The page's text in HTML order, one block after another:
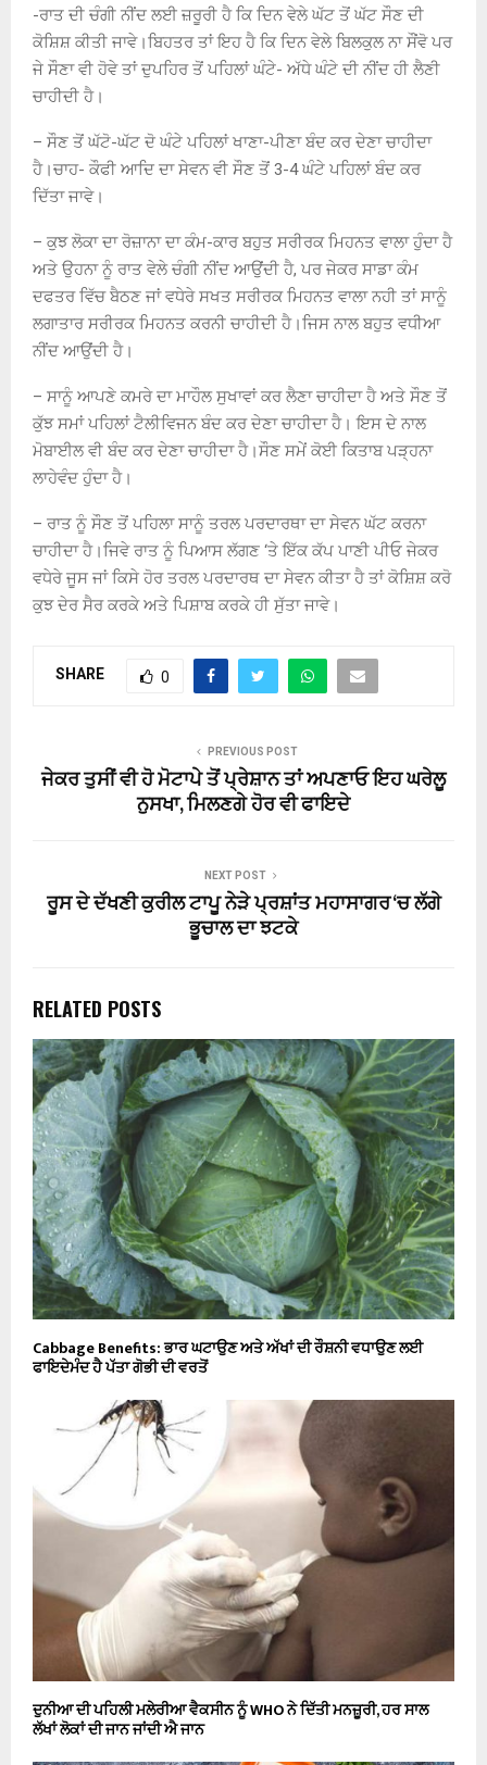
-ਰਾਤ ਦੀ ਚੰਗੀ ਨੀਂਦ ਲਈ ਜ਼ਰੂਰੀ ਹੈ ਕਿ ਦਿਨ ਵੇਲੇ ਘੱਟ ਤੋਂ ਘੱਟ ਸੌਣ ਦੀ
ਕੋਸ਼ਿਸ਼ ਕੀਤੀ ਜਾਵੇ।ਬਿਹਤਰ ਤਾਂ ਇਹ ਹੈ ਕਿ ਦਿਨ ਵੇਲੇ ਬਿਲਕੁਲ ਨਾ ਸੌਂਵੋ ਪਰ
ਜੇ ਸੌਣਾ ਵੀ ਹੋਵੇ ਤਾਂ ਦੁਪਹਿਰ ਤੋਂ ਪਹਿਲਾਂ ਘੰਟੇ- ਅੱਧੇ ਘੰਟੇ ਦੀ ਨੀਂਦ ਹੀ ਲੈਣੀ
ਚਾਹੀਦੀ ਹੈ।
– ਸੌਣ ਤੋਂ ਘੱਟੋ-ਘੱਟ ਦੋ ਘੰਟੇ ਪਹਿਲਾਂ ਖਾਣਾ-ਪੀਣਾ ਬੰਦ ਕਰ ਦੇਣਾ ਚਾਹੀਦਾ
ਹੈ।ਚਾਹ- ਕੌਫੀ ਆਦਿ ਦਾ ਸੇਵਨ ਵੀ ਸੌਣ ਤੋਂ 3-4 ਘੰਟੇ ਪਹਿਲਾਂ ਬੰਦ ਕਰ
ਦਿੱਤਾ ਜਾਵੇ।
– ਕੁਝ ਲੋਕਾ ਦਾ ਰੋਜ਼ਾਨਾ ਦਾ ਕੰਮ-ਕਾਰ ਬਹੁਤ ਸਰੀਰਕ ਮਿਹਨਤ ਵਾਲਾ ਹੁੰਦਾ ਹੈ
ਅਤੇ ਉਹਨਾ ਨੂੰ ਰਾਤ ਵੇਲੇ ਚੰਗੀ ਨੀਂਦ ਆਉਂਦੀ ਹੈ, ਪਰ ਜੇਕਰ ਸਾਡਾ ਕੰਮ
ਦਫਤਰ ਵਿੱਚ ਬੈਠਣ ਜਾਂ ਵਧੇਰੇ ਸਖਤ ਸਰੀਰਕ ਮਿਹਨਤ ਵਾਲਾ ਨਹੀ ਤਾਂ ਸਾਨੂੰ
ਲਗਾਤਾਰ ਸਰੀਰਕ ਮਿਹਨਤ ਕਰਨੀ ਚਾਹੀਦੀ ਹੈ।ਜਿਸ ਨਾਲ ਬਹੁਤ ਵਧੀਆ
ਨੀਂਦ ਆਉਂਦੀ ਹੈ।
– ਸਾਨੂੰ ਆਪਣੇ ਕਮਰੇ ਦਾ ਮਾਹੌਲ ਸੁਖਾਵਾਂ ਕਰ ਲੈਣਾ ਚਾਹੀਦਾ ਹੈ ਅਤੇ ਸੌਣ ਤੋਂ
ਕੁੱਝ ਸਮਾਂ ਪਹਿਲਾਂ ਟੈਲੀਵਿਜਨ ਬੰਦ ਕਰ ਦੇਣਾ ਚਾਹੀਦਾ ਹੈ। ਇਸ ਦੇ ਨਾਲ
ਮੋਬਾਈਲ ਵੀ ਬੰਦ ਕਰ ਦੇਣਾ ਚਾਹੀਦਾ ਹੈ।ਸੌਣ ਸਮੇਂ ਕੋਈ ਕਿਤਾਬ ਪੜ੍ਹਨਾ
ਲਾਹੇਵੰਦ ਹੁੰਦਾ ਹੈ।
– ਰਾਤ ਨੂੰ ਸੌਣ ਤੋਂ ਪਹਿਲਾ ਸਾਨੂੰ ਤਰਲ ਪਰਦਾਰਥਾ ਦਾ ਸੇਵਨ ਘੱਟ ਕਰਨਾ
ਚਾਹੀਦਾ ਹੈ।ਜਿਵੇ ਰਾਤ ਨੂੰ ਪਿਆਸ ਲੱਗਣ ‘ਤੇ ਇੱਕ ਕੱਪ ਪਾਣੀ ਪੀਓ ਜੇਕਰ
ਵਧੇਰੇ ਜੂਸ ਜਾਂ ਕਿਸੇ ਹੋਰ ਤਰਲ ਪਰਦਾਰਥ ਦਾ ਸੇਵਨ ਕੀਤਾ ਹੈ ਤਾਂ ਕੋਸ਼ਿਸ਼ ਕਰੋ
ਕੁਝ ਦੇਰ ਸੈਰ ਕਰਕੇ ਅਤੇ ਪਿਸ਼ਾਬ ਕਰਕੇ ਹੀ ਸੁੱਤਾ ਜਾਵੇ।
SHARE 0
PREVIOUS POST
ਜੇਕਰ ਤੁਸੀਂ ਵੀ ਹੋ ਮੋਟਾਪੇ ਤੋਂ ਪ੍ਰੇਸ਼ਾਨ ਤਾਂ ਅਪਣਾਓ ਇਹ ਘਰੇਲੂ
ਨੁਸਖਾ, ਮਿਲਣਗੇ ਹੋਰ ਵੀ ਫਾਇਦੇ
NEXT POST
ਰੂਸ ਦੇ ਦੱਖਣੀ ਕੁਰੀਲ ਟਾਪੂ ਨੇੜੇ ਪ੍ਰਸ਼ਾਂਤ ਮਹਾਸਾਗਰ ‘ਚ ਲੱਗੇ
ਭੂਚਾਲ ਦਾ ਝਟਕੇ
RELATED POSTS
Cabbage Benefits: ਭਾਰ ਘਟਾਉਣ ਅਤੇ ਅੱਖਾਂ ਦੀ ਰੌਸ਼ਨੀ ਵਧਾਉਣ ਲਈ
ਫਾਇਦੇਮੰਦ ਹੈ ਪੱਤਾ ਗੋਭੀ ਦੀ ਵਰਤੋਂ
ਦੁਨੀਆ ਦੀ ਪਹਿਲੀ ਮਲੇਰੀਆ ਵੈਕਸੀਨ ਨੂੰ WHO ਨੇ ਦਿੱਤੀ ਮਨਜ਼ੂਰੀ, ਹਰ ਸਾਲ
ਲੱਖਾਂ ਲੋਕਾਂ ਦੀ ਜਾਨ ਜਾਂਦੀ ਐ ਜਾਨ